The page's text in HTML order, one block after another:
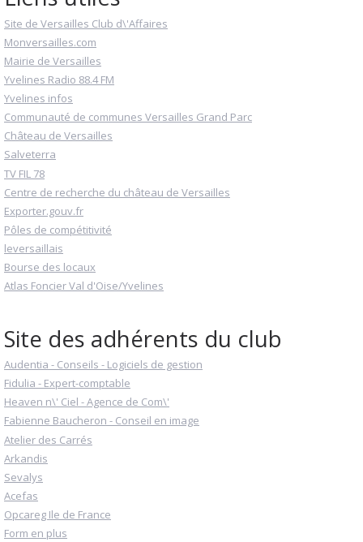
Site de Versailles Club d\'Affaires
Monversailles.com
Mairie de Versailles
Yvelines Radio 88.4 FM
Yvelines infos
Communauté de communes Versailles Grand Parc
Château de Versailles
Salveterra
TV FIL 78
Centre de recherche du château de Versailles
Exporter.gouv.fr
Pôles de compétitivité
leversaillais
Bourse des locaux
Atlas Foncier Val d'Oise/Yvelines
Site des adhérents du club
Audentia - Conseils - Logiciels de gestion
Fidulia - Expert-comptable
Heaven n\' Ciel - Agence de Com\'
Fabienne Baucheron - Conseil en image
Atelier des Carrés
Arkandis
Sevalys
Acefas
Opcareg Ile de France
Form en plus